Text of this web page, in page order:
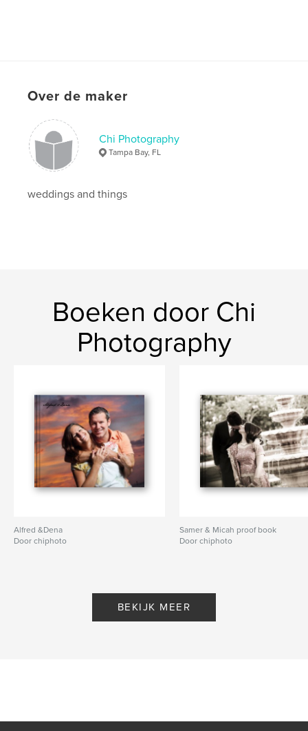
Over de maker
Chi Photography
Tampa Bay, FL
weddings and things
Boeken door Chi
Photography
Alfred &Dena
Door chiphoto
Samer & Micah proof book
Door chiphoto
BEKIJK MEER